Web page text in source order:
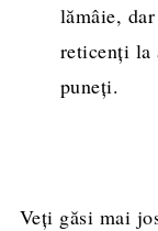
lămâie,
reticenți la
puneți.
Veți găsi mai